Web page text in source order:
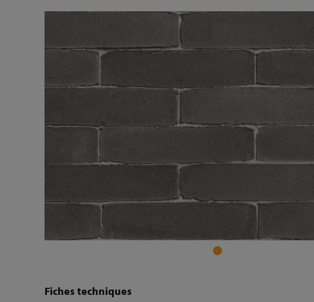
Fiches techniques